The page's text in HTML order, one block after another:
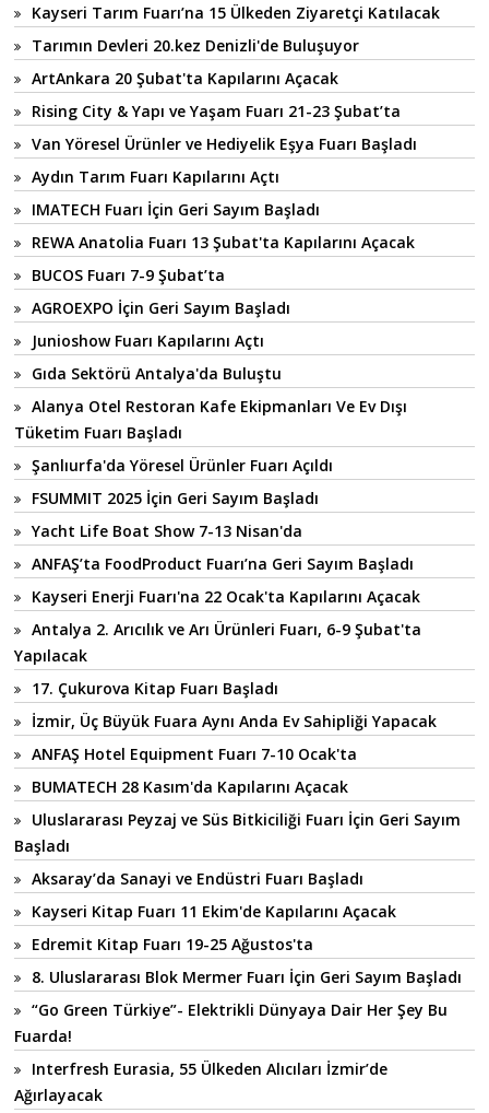
Kayseri Tarım Fuarı’na 15 Ülkeden Ziyaretçi Katılacak
Tarımın Devleri 20.kez Denizli'de Buluşuyor
ArtAnkara 20 Şubat'ta Kapılarını Açacak
Rising City & Yapı ve Yaşam Fuarı 21-23 Şubat’ta
Van Yöresel Ürünler ve Hediyelik Eşya Fuarı Başladı
Aydın Tarım Fuarı Kapılarını Açtı
IMATECH Fuarı İçin Geri Sayım Başladı
REWA Anatolia Fuarı 13 Şubat'ta Kapılarını Açacak
BUCOS Fuarı 7-9 Şubat’ta
AGROEXPO İçin Geri Sayım Başladı
Junioshow Fuarı Kapılarını Açtı
Gıda Sektörü Antalya'da Buluştu
Alanya Otel Restoran Kafe Ekipmanları Ve Ev Dışı
Tüketim Fuarı Başladı
Şanlıurfa'da Yöresel Ürünler Fuarı Açıldı
FSUMMIT 2025 İçin Geri Sayım Başladı
Yacht Life Boat Show 7-13 Nisan'da
ANFAŞ’ta FoodProduct Fuarı’na Geri Sayım Başladı
Kayseri Enerji Fuarı'na 22 Ocak'ta Kapılarını Açacak
Antalya 2. Arıcılık ve Arı Ürünleri Fuarı, 6-9 Şubat'ta
Yapılacak
17. Çukurova Kitap Fuarı Başladı
İzmir, Üç Büyük Fuara Aynı Anda Ev Sahipliği Yapacak
ANFAŞ Hotel Equipment Fuarı 7-10 Ocak'ta
BUMATECH 28 Kasım'da Kapılarını Açacak
Uluslararası Peyzaj ve Süs Bitkiciliği Fuarı İçin Geri Sayım
Başladı
Aksaray’da Sanayi ve Endüstri Fuarı Başladı
Kayseri Kitap Fuarı 11 Ekim'de Kapılarını Açacak
Edremit Kitap Fuarı 19-25 Ağustos'ta
8. Uluslararası Blok Mermer Fuarı İçin Geri Sayım Başladı
“Go Green Türkiye”- Elektrikli Dünyaya Dair Her Şey Bu
Fuarda!
Interfresh Eurasia, 55 Ülkeden Alıcıları İzmir’de
Ağırlayacak